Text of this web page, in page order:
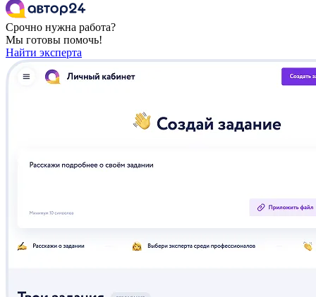
Срочно нужна работа?
Мы готовы помочь!
Найти эксперта